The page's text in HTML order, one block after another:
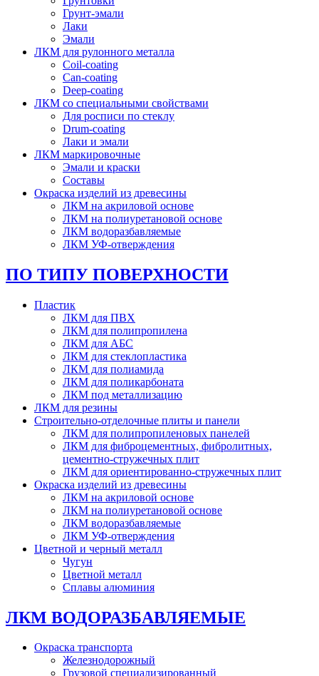
Грунт-эмали
Лаки
Эмали
ЛКМ для рулонного металла
Coil-coating
Can-coating
Deep-coating
ЛКМ со специальными свойствами
Для росписи по стеклу
Drum-coating
Лаки и эмали
ЛКМ маркировочные
Эмали и краски
Составы
Окраска изделий из древесины
ЛКМ на акриловой основе
ЛКМ на полиуретановой основе
ЛКМ водоразбавляемые
ЛКМ УФ-отверждения
ПО ТИПУ ПОВЕРХНОСТИ
Пластик
ЛКМ для ПВХ
ЛКМ для полипропилена
ЛКМ для АБС
ЛКМ для стеклопластика
ЛКМ для полиамида
ЛКМ для поликарбоната
ЛКМ под металлизацию
ЛКМ для резины
Строительно-отделочные плиты и панели
ЛКМ для полипропиленовых панелей
ЛКМ для фиброцементных, фибролитных,
цементно-стружечных плит
ЛКМ для ориентированно-стружечных плит
Окраска изделий из древесины
ЛКМ на акриловой основе
ЛКМ на полиуретановой основе
ЛКМ водоразбавляемые
ЛКМ УФ-отверждения
Цветной и черный металл
Чугун
Цветной металл
Сплавы алюминия
ЛКМ ВОДОРАЗБАВЛЯЕМЫЕ
Окраска транспорта
Железнодорожный
Грузовой специализированный